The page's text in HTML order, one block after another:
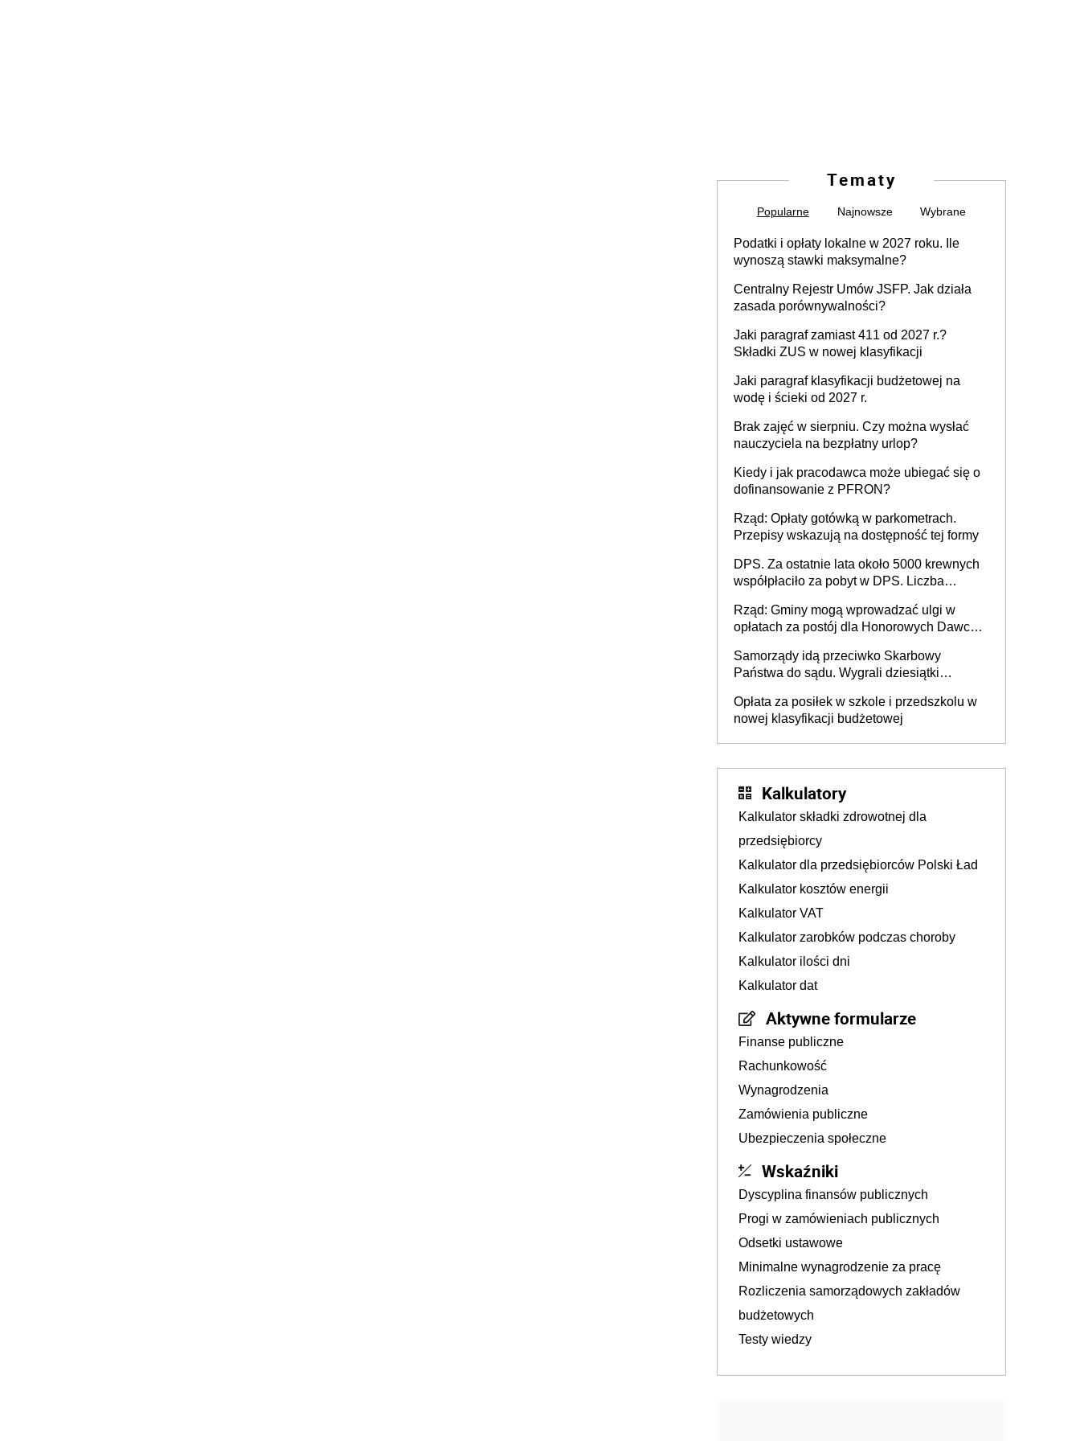
Tematy
Popularne Najnowsze Wybrane
Podatki i opłaty lokalne w 2027 roku. Ile
wynoszą stawki maksymalne?
Centralny Rejestr Umów JSFP. Jak działa
zasada porównywalności?
Jaki paragraf zamiast 411 od 2027 r.?
Składki ZUS w nowej klasyfikacji
Jaki paragraf klasyfikacji budżetowej na
wodę i ścieki od 2027 r.
Brak zajęć w sierpniu. Czy można wysłać
nauczyciela na bezpłatny urlop?
Kiedy i jak pracodawca może ubiegać się o
dofinansowanie z PFRON?
Rząd: Opłaty gotówką w parkometrach.
Przepisy wskazują na dostępność tej formy
DPS. Za ostatnie lata około 5000 krewnych
współpłaciło za pobyt w DPS. Liczba
Rząd: Gminy mogą wprowadzać ulgi w
opłatach za postój dla Honorowych Dawców
Samorządy idą przeciwko Skarbowy
Państwa do sądu. Wygrali dziesiątki
Opłata za posiłek w szkole i przedszkolu w
nowej klasyfikacji budżetowej
Kalkulatory
Kalkulator składki zdrowotnej dla
przedsiębiorcy
Kalkulator dla przedsiębiorców Polski Ład
Kalkulator kosztów energii
Kalkulator VAT
Kalkulator zarobków podczas choroby
Kalkulator ilości dni
Kalkulator dat
Aktywne formularze
Finanse publiczne
Rachunkowość
Wynagrodzenia
Zamówienia publiczne
Ubezpieczenia społeczne
Wskaźniki
Dyscyplina finansów publicznych
Progi w zamówieniach publicznych
Odsetki ustawowe
Minimalne wynagrodzenie za pracę
Rozliczenia samorządowych zakładów
budżetowych
Testy wiedzy